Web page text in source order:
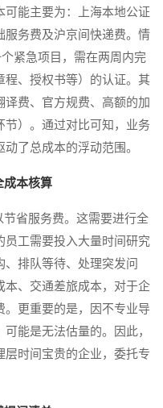
可能主要为：上海本地公证
服务费及沪京间快递费。情
紧急项目，需在两周内完
程、授权书等）的认证。其
费、官方规费、高额的加
节）。通过对比可知，业务
了总成本的浮动范围。
成本核算
省服务费。这需要进行全
员工需要投入大量时间研究
排队等待、处理突发问
本、交通差旅成本，对于企
。更重要的是，因不专业导
能是无法估量的。因此，
层时间宝贵的企业，委托专